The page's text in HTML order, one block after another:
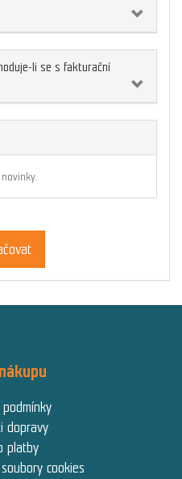
li se s fakturační
dopravy
platby
cookies